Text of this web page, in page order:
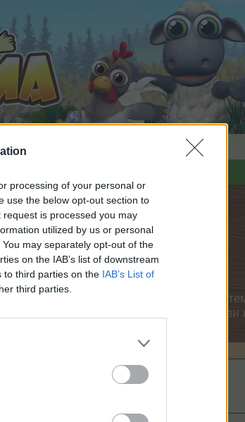
processing of your personal or
use the below opt-out section to
is processed you may
utilized by us or personal
may separately opt-out of the
on the IAB’s list of downstream
to third parties on the IAB’s List of
third parties.
искате да започнете своя собствена
очакваме с нетърпение следващото